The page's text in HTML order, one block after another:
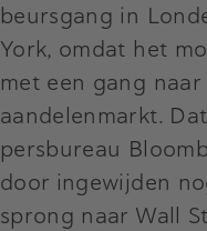
beursgang in
York, omdat het
met een gang
aandelenmarkt.
persbureau
door ingewijden
sprong naar Wall